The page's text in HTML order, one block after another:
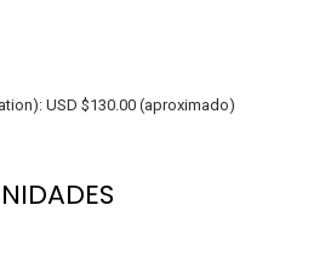
USD $130.00 (aproximado)